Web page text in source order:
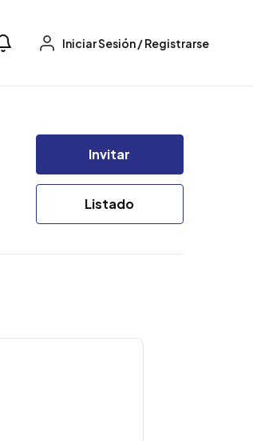
Iniciar Sesión/Registrarse
Invitar
Listado